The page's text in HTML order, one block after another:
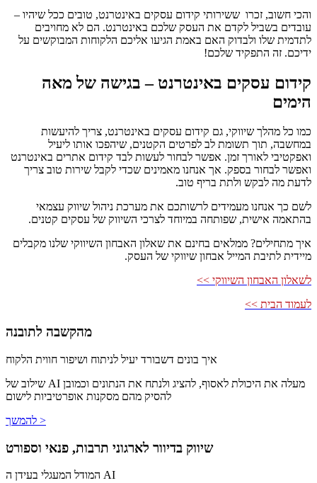
והכי חשוב, זכרו ששירותי קידום עסקים באינטרנט, טובים ככל שיהיו –
עובדים בשביל לקדם את העסק שלכם באינטרנט. הם לא מחויבים
לתדמית שלו ולבדוק האם באמת הגיעו אליכם הלקוחות המבוקשים על
ידיכם. זה התפקיד שלכם!
קידום עסקים באינטרנט – בגישה של מאה
הימים
כמו כל מהלך שיווקי, גם קידום עסקים באינטרנט, צריך להיעשות
במחשבה, תוך תשומת לב לפרטים הקטנים, שיהפכו אותו ליעיל
ואפקטיבי לאורך זמן. אפשר לבחור לעשות לבד קידום אתרים באינטרנט
ואפשר לבחור בספק. אך אנחנו מאמינים שכדי לקבל שירות טוב צריך
לדעת מה לבקש ולתת בריף טוב.
לשם כך אנחנו מעמידים לרשותכם את מערכת ניהול שיווק עצמאי
בהתאמה אישית, שפותחה במיוחד לצרכי השיווק של עסקים קטנים.
איך מתחילים? ממלאים בחינם את שאלון האבחון השיווקי שלנו מקבלים
מיידית לתיבת המייל אבחון שיווקי של העסק.
לשאלון האבחון השיווקי >>
לעמוד הבית >>
מהקשבה לתובנה
איך בונים דשבורד יעיל לניתוח ושיפור חווית הלקוח
שילוב של AI מעלה את היכולת לאסוף, להציג ולנתח את הנתונים וכמובן
להסיק מהם מסקנות אופרטיביות לישום
להמשך >
שיווק בדיוור לארגוני תרבות, פנאי וספורט
המודל המעגלי בעידן ה AI